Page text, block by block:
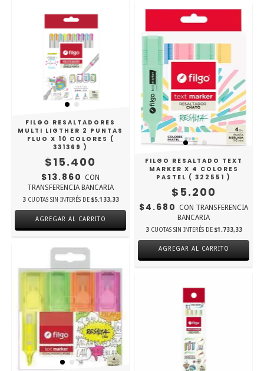
FILGO RESALTADORES
MULTI LIGTHER 2 PUNTAS
FLUO X 10 COLORES (
331369 )
$15.400
$13.860 CON
TRANSFERENCIA BANCARIA
3 CUOTAS SIN INTERÉS DE $5.133,33
FILGO RESALTADO TEXT
MARKER X 4 COLORES
PASTEL ( 322551 )
$5.200
$4.680 CON TRANSFERENCIA
BANCARIA
3 CUOTAS SIN INTERÉS DE $1.733,33